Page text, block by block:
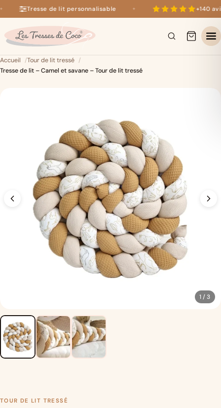
+140 avis 5 étoiles sur Google
Tresse de lit personnalisable +140
Accueil
Tour de lit tressé
Tresse de lit – Camel et savane – Tour de lit tressé
1 / 3
TOUR DE LIT TRESSÉ